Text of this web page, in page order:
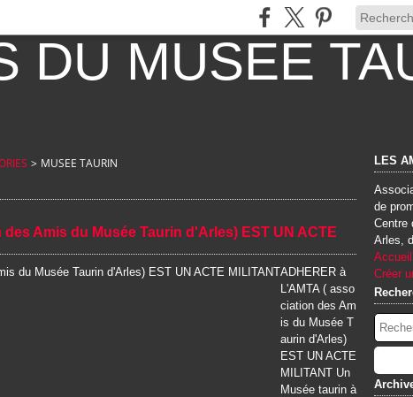
> MUSEE TAURIN
Amis du Musée Taurin d'Arles) EST UN ACTE
ADHERER à
L'AMTA ( asso
ciation des Am
is du Musée T
aurin d'Arles)
EST UN ACTE
MILITANT Un
Musée taurin à
LES
de
Centre
Arles,
Créer